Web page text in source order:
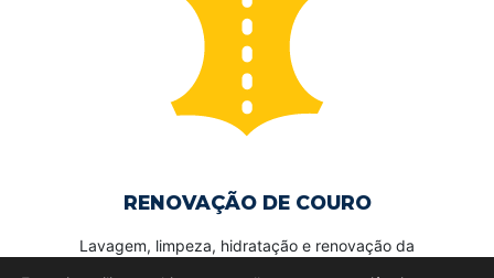
RENOVAÇÃO DE COURO
Lavagem, limpeza, hidratação e renovação da